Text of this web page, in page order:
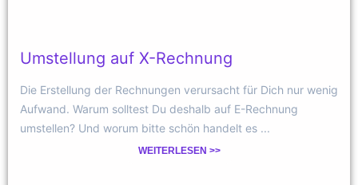
Umstellung auf X-Rechnung
Die Erstellung der Rechnungen verursacht für Dich nur wenig
Aufwand. Warum solltest Du deshalb auf E-Rechnung
umstellen? Und worum bitte schön handelt es ...
WEITERLESEN >>